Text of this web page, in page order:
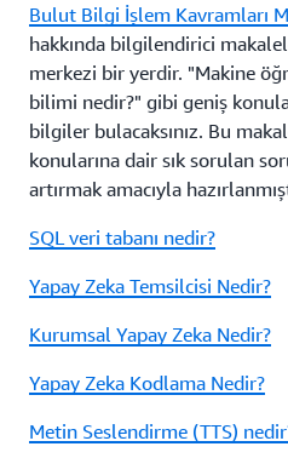
Bulut Bilgi İşlem Kavramları
hakkında bilgilendirici
merkezi bir yerdir. "Makine
bilimi nedir?" gibi geniş
bilgiler bulacaksınız. Bu
konularına dair sık sorulan
artırmak amacıyla
SQL veri tabanı nedir?
Yapay Zeka Temsilcisi Nedir?
Kurumsal Yapay Zeka Nedir?
Yapay Zeka Kodlama Nedir?
Metin Seslendirme (TTS)